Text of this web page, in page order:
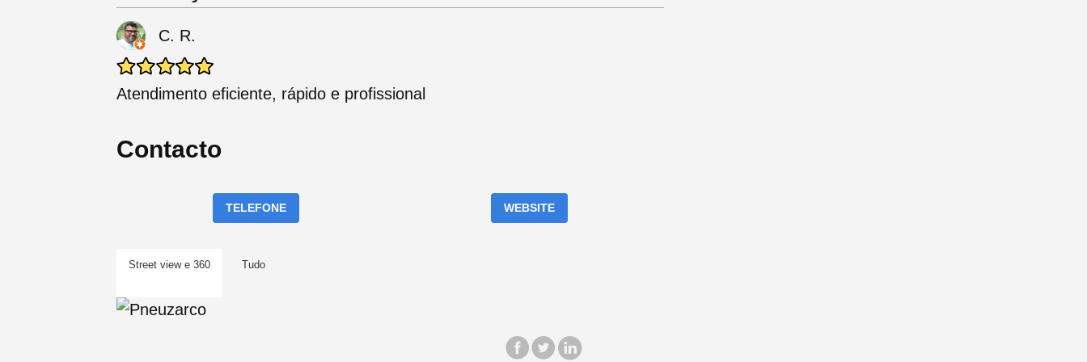
C. R.
Atendimento eficiente, rápido e profissional
Contacto
TELEFONE WEBSITE
Street view e 360 Tudo